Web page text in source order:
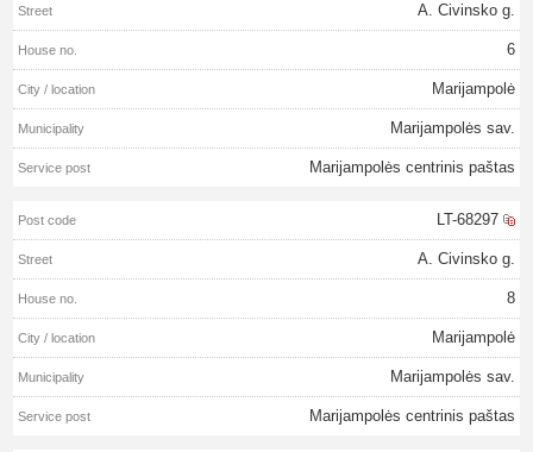
A. Civinsko g.
6
Marijampolė
Marijampolės sav.
Marijampolės centrinis paštas
LT-68297
A. Civinsko g.
8
Marijampolė
Marijampolės sav.
Marijampolės centrinis paštas